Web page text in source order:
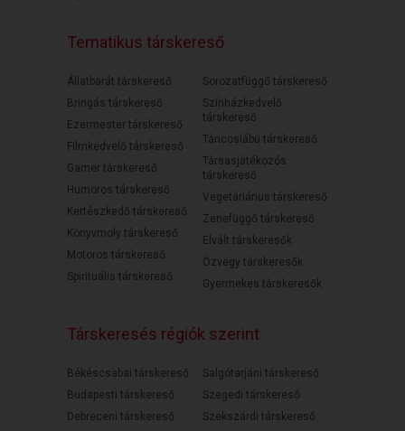
Tematikus társkereső
Állatbarát társkereső
Bringás társkereső
Ezermester társkereső
Filmkedvelő társkereső
Gamer társkereső
Humoros társkereső
Kertészkedő társkereső
Könyvmoly társkereső
Motoros társkereső
Spirituális társkereső
Sorozatfüggő társkereső
Színházkedvelő
társkereső
Táncoslábú társkereső
Társasjátékozós
társkereső
Vegetáriánus társkereső
Zenefüggő társkereső
Elvált társkeresők
Özvegy társkeresők
Gyermekes társkeresők
Társkeresés régiók szerint
Békéscsabai társkereső
Budapesti társkereső
Debreceni társkereső
Salgótarjáni társkereső
Szegedi társkereső
Szekszárdi társkereső